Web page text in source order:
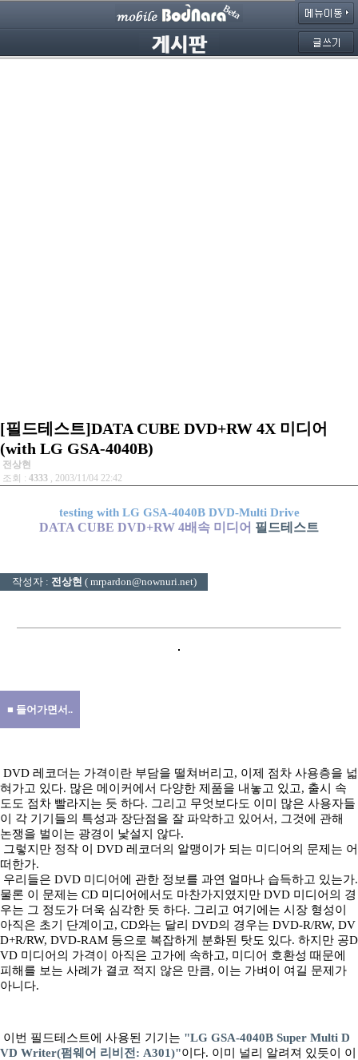
[필드테스트]DATA CUBE DVD+RW 4X 미디어
(with LG GSA-4040B)
전상현
조회 : 4333 , 2003/11/04 22:42
testing with LG GSA-4040B DVD-Multi Drive
DATA CUBE DVD+RW 4배속 미디어 필드테스트
작성자 : 전상현 ( mrpardon@nownuri.net)
■ 들어가면서..
DVD 레코더는 가격이란 부담을 떨쳐버리고, 이제 점차 사용층을 넓
혀가고 있다. 많은 메이커에서 다양한 제품을 내놓고 있고, 출시 속
도도 점차 빨라지는 듯 하다. 그리고 무엇보다도 이미 많은 사용자들
이 각 기기들의 특성과 장단점을 잘 파악하고 있어서, 그것에 관해
논쟁을 벌이는 광경이 낯설지 않다.
그렇지만 정작 이 DVD 레코더의 알맹이가 되는 미디어의 문제는 어
떠한가.
우리들은 DVD 미디어에 관한 정보를 과연 얼마나 습득하고 있는가.
물론 이 문제는 CD 미디어에서도 마찬가지였지만 DVD 미디어의 경
우는 그 정도가 더욱 심각한 듯 하다. 그리고 여기에는 시장 형성이
아직은 초기 단계이고, CD와는 달리 DVD의 경우는 DVD-R/RW, DV
D+R/RW, DVD-RAM 등으로 복잡하게 분화된 탓도 있다. 하지만 공D
VD 미디어의 가격이 아직은 고가에 속하고, 미디어 호환성 때문에
피해를 보는 사례가 결코 적지 않은 만큼, 이는 가벼이 여길 문제가
아니다.
이번 필드테스트에 사용된 기기는 "LG GSA-4040B Super Multi D
VD Writer(펌웨어 리비전: A301)"이다. 이미 널리 알려져 있듯이 이